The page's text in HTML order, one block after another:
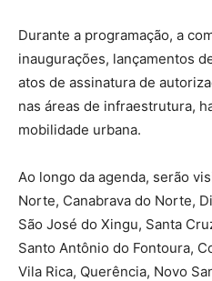
Durante a programação, a
inaugurações, lançamentos
atos de assinatura de
nas áreas de infraestrutura,
mobilidade urbana.
Ao longo da agenda, serão
Norte, Canabrava do Norte,
São José do Xingu, Santa
Santo Antônio do Fontoura,
Vila Rica, Querência, Novo